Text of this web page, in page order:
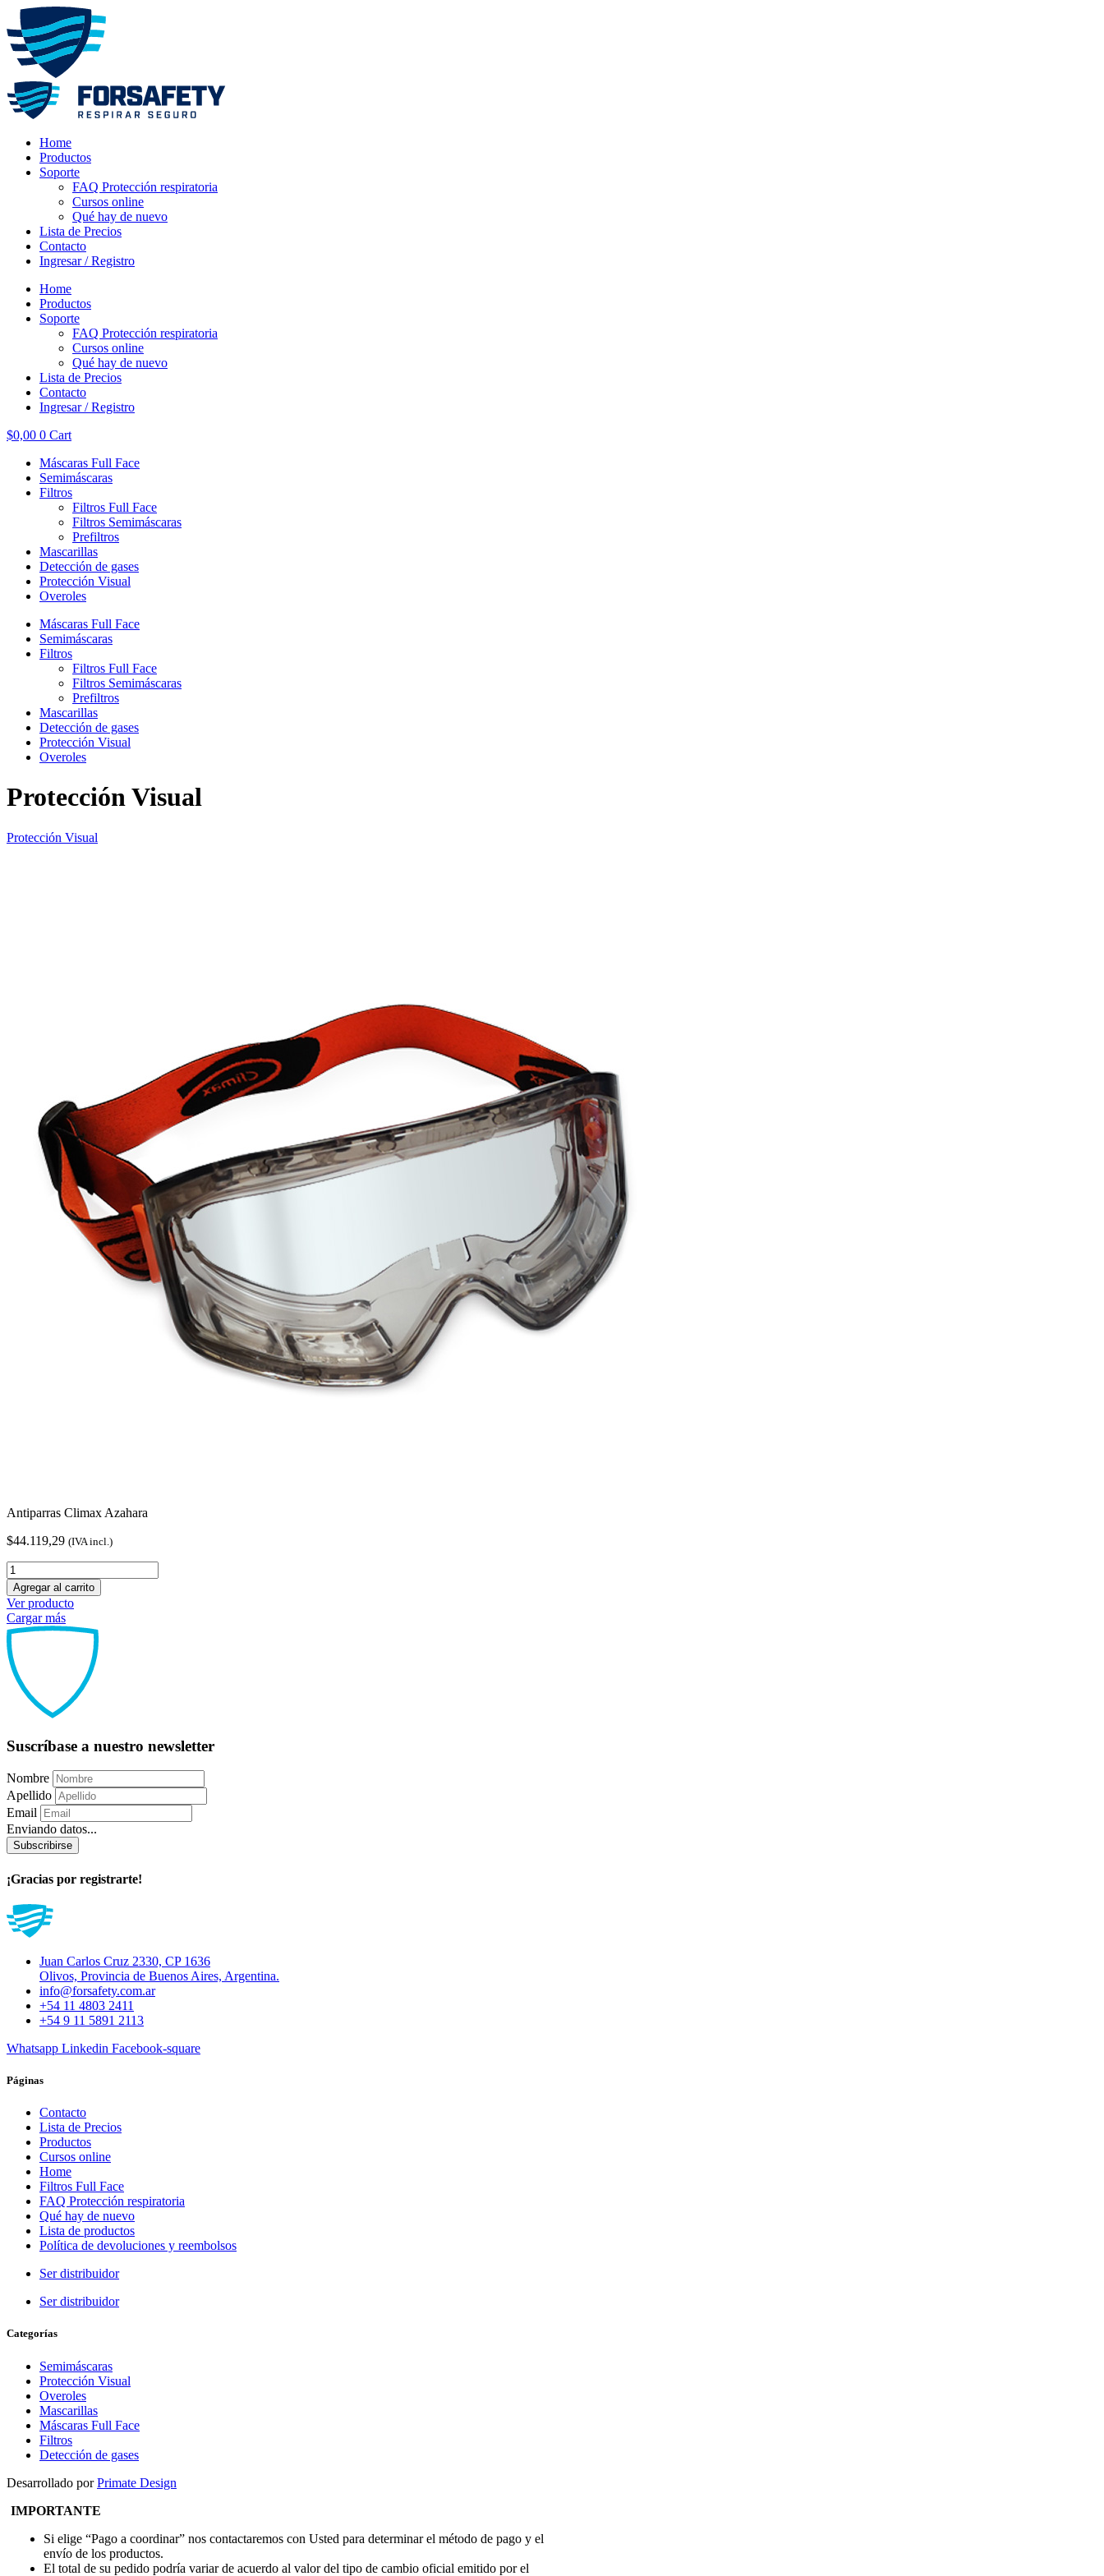
al
contenido
Home
Productos
Soporte
FAQ Protección respiratoria
Cursos online
Qué hay de nuevo
Lista de Precios
Contacto
Ingresar / Registro
Home
Productos
Soporte
FAQ Protección respiratoria
Cursos online
Qué hay de nuevo
Lista de Precios
Contacto
Ingresar / Registro
$0,00 0 Cart
Máscaras Full Face
Semimáscaras
Filtros
Filtros Full Face
Filtros Semimáscaras
Prefiltros
Mascarillas
Detección de gases
Protección Visual
Overoles
Máscaras Full Face
Semimáscaras
Filtros
Filtros Full Face
Filtros Semimáscaras
Prefiltros
Mascarillas
Detección de gases
Protección Visual
Overoles
Protección Visual
Protección Visual
Antiparras Climax Azahara
$44.119,29 (IVA incl.)
Antiparras
Climax
Azahara
cantidad
Agregar al carrito
Ver producto
Cargar más
Suscríbase a nuestro newsletter
Nombre
Apellido
Email
Enviando datos...
Subscribirse
¡Gracias por registrarte!
Juan Carlos Cruz 2330, CP 1636
Olivos, Provincia de Buenos Aires, Argentina.
info@forsafety.com.ar
+54 11 4803 2411
+54 9 11 5891 2113
Whatsapp Linkedin Facebook-square
Páginas
Contacto
Lista de Precios
Productos
Cursos online
Home
Filtros Full Face
FAQ Protección respiratoria
Qué hay de nuevo
Lista de productos
Política de devoluciones y reembolsos
Ser distribuidor
Ser distribuidor
Categorías
Semimáscaras
Protección Visual
Overoles
Mascarillas
Máscaras Full Face
Filtros
Detección de gases
Desarrollado porPrimate Design
IMPORTANTE
Si elige “Pago a coordinar” nos contactaremos con Usted para determinar el método de pago y el
envío de los productos.
El total de su pedido podría variar de acuerdo al valor del tipo de cambio oficial emitido por el